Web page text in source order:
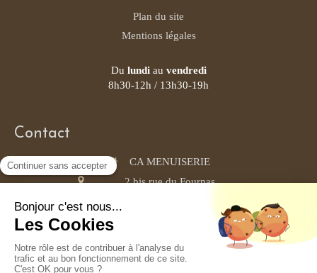
Plan du site
Mentions légales
Du lundiau vendredi
8h30-12h / 13h30-19h
Contact
CA MENUISERIE
2 bis rue du Fournas
Demander un devis